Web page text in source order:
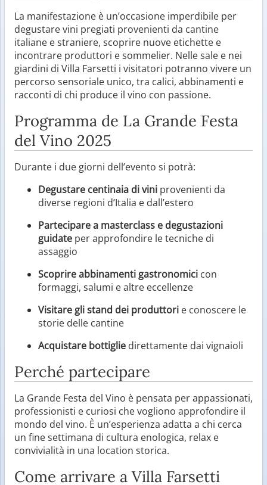
La manifestazione è un’occasione imperdibile per
degustare vini pregiati provenienti da cantine
italiane e straniere, scoprire nuove etichette e
incontrare produttori e sommelier. Nelle sale e nei
giardini di Villa Farsetti i visitatori potranno vivere un
percorso sensoriale unico, tra calici, abbinamenti e
racconti di chi produce il vino con passione.
Programma de La Grande Festa
del Vino 2025
Durante i due giorni dell’evento si potrà:
Degustare centinaia di vini provenienti da
diverse regioni d’Italia e dall’estero
Partecipare a masterclass e degustazioni
guidate per approfondire le tecniche di
assaggio
Scoprire abbinamenti gastronomici con
formaggi, salumi e altre eccellenze
Visitare gli stand dei produttori e conoscere le
storie delle cantine
Acquistare bottiglie direttamente dai vignaioli
Perché partecipare
La Grande Festa del Vino è pensata per appassionati,
professionisti e curiosi che vogliono approfondire il
mondo del vino. È un’esperienza adatta a chi cerca
un fine settimana di cultura enologica, relax e
convivialità in una location storica.
Come arrivare a Villa Farsetti